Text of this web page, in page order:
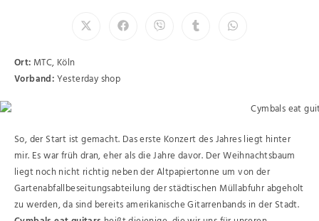
Ort: MTC, Köln
Vorband:Yesterday shop
So, der Start ist gemacht. Das erste Konzert des Jahres liegt hinter
mir. Es war früh dran, eher als die Jahre davor. Der Weihnachtsbaum
liegt noch nicht richtig neben der Altpapiertonne um von der
Gartenabfallbeseitungsabteilung der städtischen Müllabfuhr abgeholt
zu werden, da sind bereits amerikanische Gitarrenbands in der Stadt.